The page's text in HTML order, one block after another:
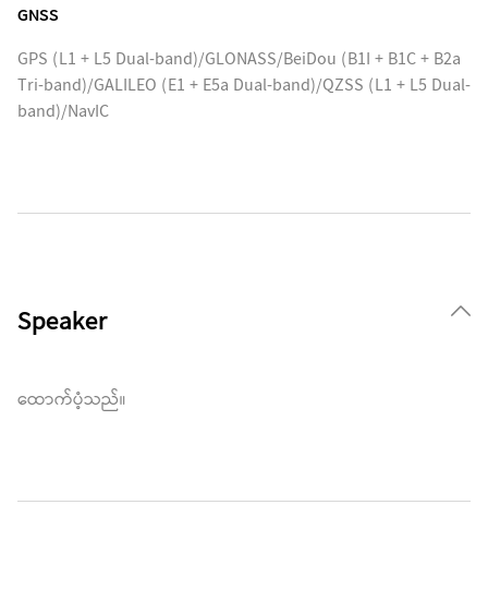
GNSS
GPS (L1 + L5 Dual-band)/GLONASS/BeiDou (B1I + B1C + B2a
Tri-band)/GALILEO (E1 + E5a Dual-band)/QZSS (L1 + L5 Dual-
band)/NavIC
Speaker
ထောက်ပံ့သည်။